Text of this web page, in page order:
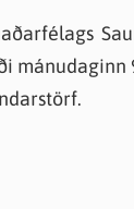
mánudaginn